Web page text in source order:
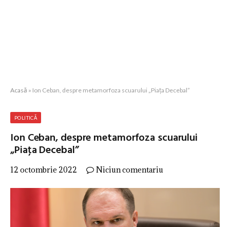
Acasă » Ion Ceban, despre metamorfoza scuarului „Piaţa Decebal”
POLITICĂ
Ion Ceban, despre metamorfoza scuarului
„Piaţa Decebal”
12 octombrie 2022 Niciun comentariu